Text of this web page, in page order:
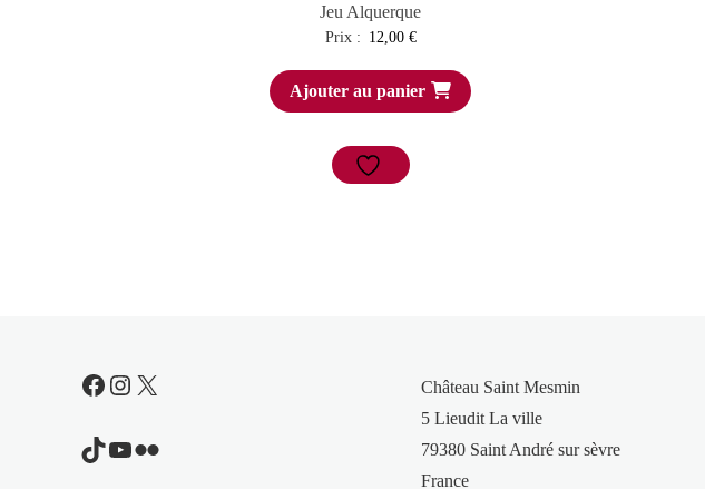
Jeu Alquerque
Prix : 12,00 €
Ajouter au panier
Facebook
Instagram
X
TikTok
YouTube
Flickr
Château Saint Mesmin
5 Lieudit La ville
79380 Saint André sur sèvre
France